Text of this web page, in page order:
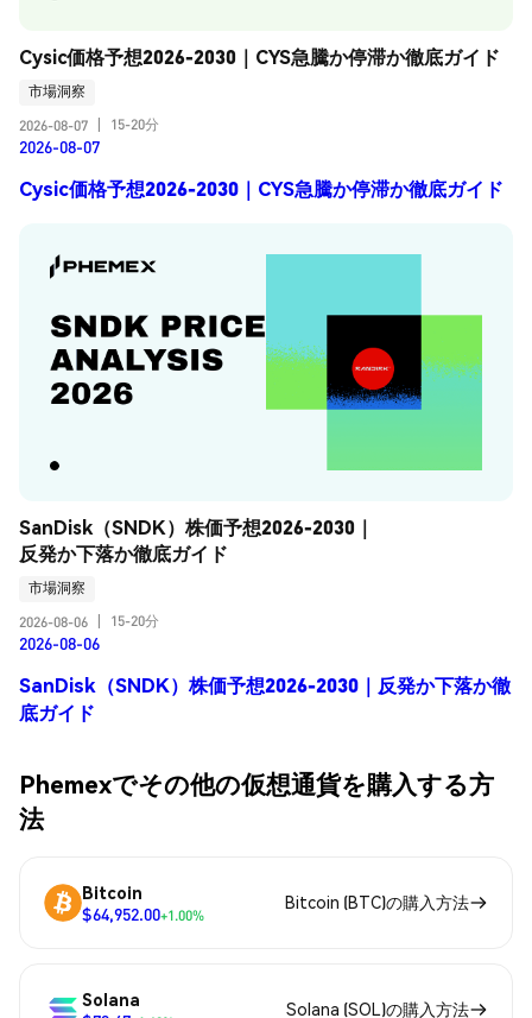
Cysic価格予想2026-2030｜CYS急騰か停滞か徹底ガイド
市場洞察
2026-08-07
15-20分
2026-08-07
Cysic価格予想2026-2030｜CYS急騰か停滞か徹底ガイド
SanDisk（SNDK）株価予想2026-2030｜
反発か下落か徹底ガイド
市場洞察
2026-08-06
15-20分
2026-08-06
SanDisk（SNDK）株価予想2026-2030｜反発か下落か徹
底ガイド
Phemexでその他の仮想通貨を購入する方
法
Bitcoin
$64,952.00+1.00%
Bitcoin (BTC)の購入方法
Solana
Solana (SOL)の購入方法